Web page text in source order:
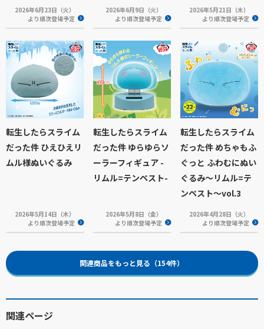
2026年6月23日（火）
より順次登場予定
2026年6月9日（火）
より順次登場予定
2026年5月21日（木）
より順次登場予定
転生したらスライム
だった件 ひえひえリ
ムル様ぬいぐるみ
2026年5月14日（木）
より順次登場予定
転生したらスライム
だった件 ゆらゆらソ
ーラーフィギュア -
リムル=テンペスト-
2026年5月8日（金）
より順次登場予定
転生したらスライム
だった件 めちゃもふ
ぐっと ふわむにぬい
ぐるみ～リムル=テ
ンペスト～vol.3
2026年4月28日（火）
より順次登場予定
関連商品をもっと見る（154件）
関連ページ